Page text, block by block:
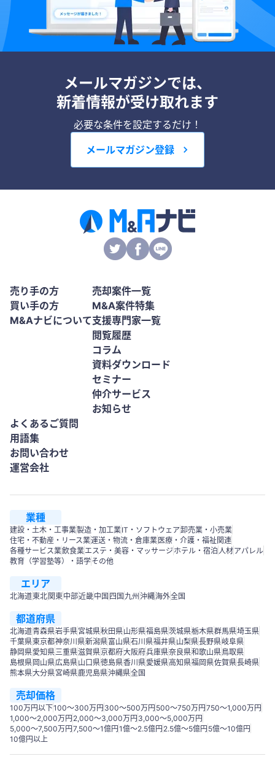
メールマガジンでは、
新着情報が受け取れます
必要な条件を設定するだけ！
メールマガジン登録
売り手の方
買い手の方
M&Aナビについて
売却案件一覧
M&A案件特集
支援専門家一覧
閲覧履歴
コラム
資料ダウンロード
セミナー
仲介サービス
お知らせ
よくあるご質問
用語集
お問い合わせ
運営会社
業種
建設・土木・工事業製造・加工業IT・ソフトウェア卸売業・小売業
住宅・不動産・リース業運送・物流・倉庫業医療・介護・福祉関連
各種サービス業飲食業エステ・美容・マッサージ ホテル・宿泊 人材アパレル
教育（学習塾等）・語学その他
エリア
北海道東北関東中部近畿中国 四国 九州沖縄海外全国
都道府県
北海道青森県岩手県宮城県秋田県山形県福島県茨城県栃木県群馬県埼玉県
千葉県東京都神奈川県新潟県富山県石川県福井県山梨県長野県岐阜県
静岡県愛知県三重県滋賀県京都府大阪府兵庫県奈良県和歌山県鳥取県
島根県岡山県広島県山口県徳島県香川県愛媛県高知県福岡県佐賀県長崎県
熊本県大分県宮崎県鹿児島県沖縄県全国
売却価格
100万円以下100〜300万円 300〜500万円 500～750万円750〜1,000万円
1,000～2,000万円 2,000～3,000万円 3,000～5,000万円
5,000～7,500万円7,500～1億円1億～2.5億円 2.5億～5億円 5億～10億円
10億円以上